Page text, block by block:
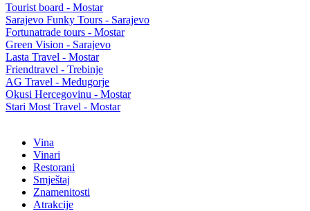
Tourist board - Mostar
Sarajevo Funky Tours - Sarajevo
Fortunatrade tours - Mostar
Green Vision - Sarajevo
Lasta Travel - Mostar
Friendtravel - Trebinje
AG Travel - Međugorje
Okusi Hercegovinu - Mostar
Stari Most Travel - Mostar
Vina
Vinari
Restorani
Smještaj
Znamenitosti
Atrakcije